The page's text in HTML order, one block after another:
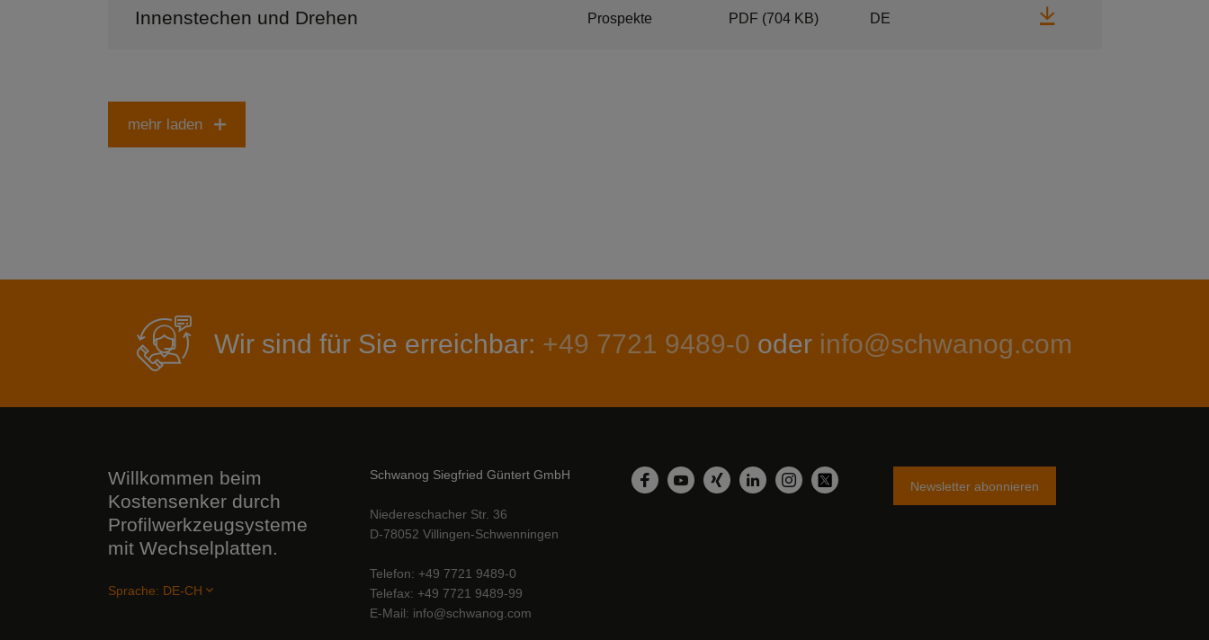
Innenstechen und Drehen Prospekte PDF (704 KB) DE
mehr laden
Wir sind für Sie erreichbar: +49 7721 9489-0 oder info@schwanog.com
Willkommen beim
Kostensenker durch
Profilwerkzeugsysteme
mit Wechselplatten.
Sprache: DE-CH
Schwanog Siegfried Güntert GmbH
Niedereschacher Str. 36
D-78052 Villingen-Schwenningen
Telefon +49 7721 9489-0
Telefax +49 7721 9489-99
E-Mail
info@schwanog.com
Facebook
YouTubeXing LinkedInInstagram
Twitter Newsletter abonnieren